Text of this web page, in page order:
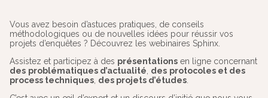
Vous avez besoin d’astuces pratiques, de conseils
méthodologiques ou de nouvelles idées pour réussir vos
projets d’enquêtes ? Découvrez les webinaires Sphinx.
Assistez et participez à des présentations en ligne concernant
des problématiques d’actualité des protocoles et des
process techniques des projets d’études